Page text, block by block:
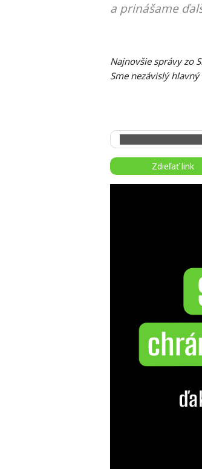
a prinášame
Najnovšie správy zo
Sme nezávislý
Zdieľať link